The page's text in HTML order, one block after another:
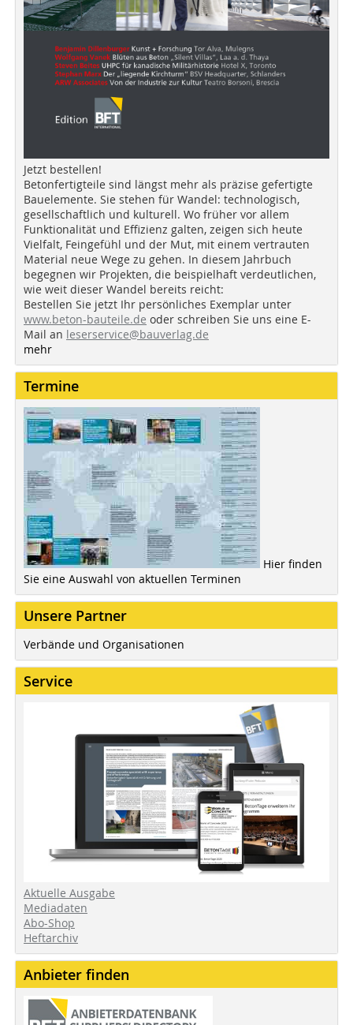
Jetzt bestellen!
Betonfertigteile sind längst mehr als präzise gefertigte
Bauelemente. Sie stehen für Wandel: technologisch,
gesellschaftlich und kulturell. Wo früher vor allem
Funktionalität und Effizienz galten, zeigen sich heute
Vielfalt, Feingefühl und der Mut, mit einem vertrauten
Material neue Wege zu gehen. In diesem Jahrbuch
begegnen wir Projekten, die beispielhaft verdeutlichen,
wie weit dieser Wandel bereits reicht:
Bestellen Sie jetzt Ihr persönliches Exemplar unter
www.beton-bauteile.de oder schreiben Sie uns eine E-
Mail an leserservice@bauverlag.de
mehr
Termine
Hier finden
Sie eine Auswahl von aktuellen Terminen
Unsere Partner
Verbände und Organisationen
Service
Aktuelle Ausgabe
Mediadaten
Abo-Shop
Heftarchiv
Anbieter finden